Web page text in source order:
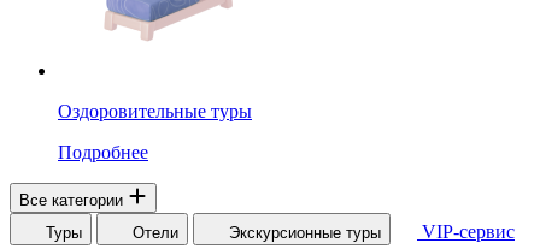
Оздоровительные туры
Подробнее
Все категории
Туры
Отели Экскурсионные туры
VIP-сервис